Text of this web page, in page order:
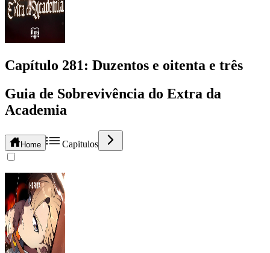
Capítulo 281: Duzentos e oitenta e três
Guia de Sobrevivência do Extra da
Academia
Home Capitulos